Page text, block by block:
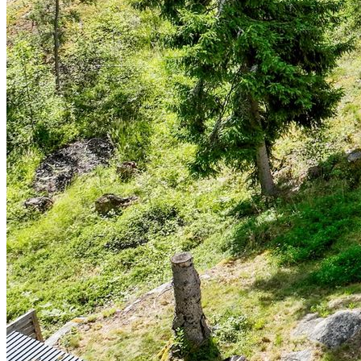
perfekt som barnrum, arbetsrum eller gästrum.
Gästhuset erbjuder ytterligare sovplatser och är något avskilt från
huvudbyggnaden, vilket ger gästerna en privat och mysig vistelse.
Området Källsmora är perfekt för dig som söker lugnet, med direkt
närhet till skog, natur och härlig badsjö. Lugnt område med mycket
begränsad biltrafik. Gångavstånd till fotbollsplan. Nära till den
populära och barnvänliga insjön Largen. Här finns badstrand med
badbryggor och parkeringsplats för bilar.
Cirka fem kilometer bort ligger Wira Bruk, en historisk kulturbygd
med charmiga röda hus inbäddad i vacker Roslagsmiljö där
Roslagsleden går genom byn. Populärt besöksmål med
konstsmidesbutik, trevlig lunch- och kaffeservering i det gamla
tingshuset och sommartid arrangeras här Wira-spelen.